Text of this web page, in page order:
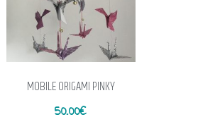
MOBILE ORIGAMI PINKY
50.00€